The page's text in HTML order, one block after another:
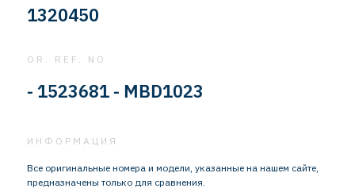
1320450
OR. REF. NO
- MBD1023
ИНФОРМАЦИЯ
Все оригинальные номера и модели, указанные на нашем сайте,
предназначены только для сравнения.